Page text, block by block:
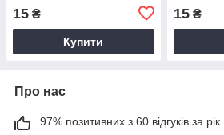
15 ₴
Купити
15₴
Про нас
97% позитивних з 60 відгуків за рік